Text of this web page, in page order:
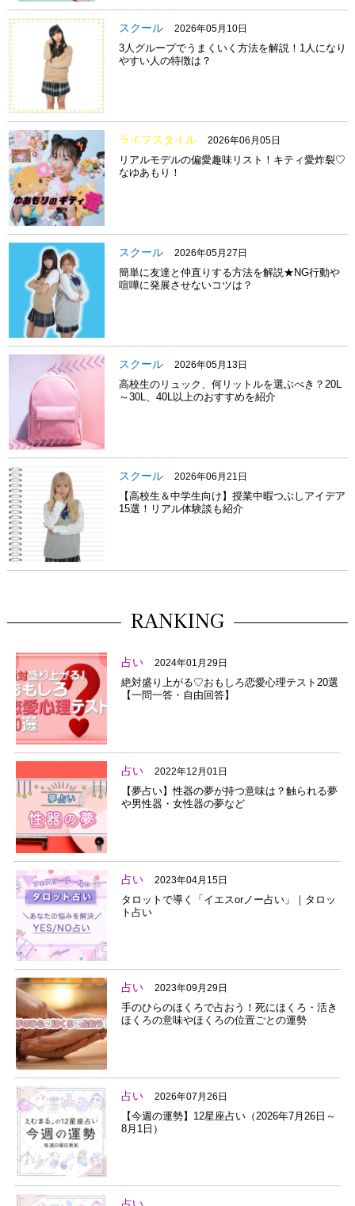
スクール 2026年05月10日
3人グループでうまくいく方法を解説！1人になり
やすい人の特徴は？
ライフスタイル 2026年06月05日
リアルモデルの偏愛趣味リスト！キティ愛炸裂♡
なゆあもり！
スクール 2026年05月27日
簡単に友達と仲直りする方法を解説★NG行動や
喧嘩に発展させないコツは？
スクール 2026年05月13日
高校生のリュック、何リットルを選ぶべき？20L
～30L、40L以上のおすすめを紹介
スクール 2026年06月21日
【高校生＆中学生向け】授業中暇つぶしアイデア
15選！リアル体験談も紹介
RANKING
占い 2024年01月29日
絶対盛り上がる♡おもしろ恋愛心理テスト20選
【一問一答・自由回答】
占い 2022年12月01日
【夢占い】性器の夢が持つ意味は？触られる夢
や男性器・女性器の夢など
占い 2023年04月15日
タロットで導く「イエスorノー占い」｜タロッ
ト占い
占い 2023年09月29日
手のひらのほくろで占おう！死にほくろ・活き
ほくろの意味やほくろの位置ごとの運勢
占い 2026年07月26日
【今週の運勢】12星座占い（2026年7月26日～
8月1日）